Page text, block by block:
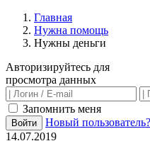
Главная
Нужна помощь
Нужны деньги
Авторизируйтесь для
просмотра данных
Запомнить меня
Войти
Новый пользователь?
14.07.2019